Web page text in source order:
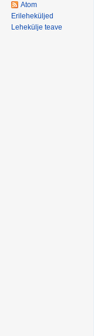
Atom
Erileheküljed
Lehekülje teave